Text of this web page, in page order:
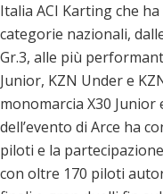
Italia ACI Karting che
categorie nazionali,
Gr.3, alle più
Junior, KZN Under e
monomarcia X30 Junior
dell’evento di Arce ha
piloti e la
con oltre 170 piloti